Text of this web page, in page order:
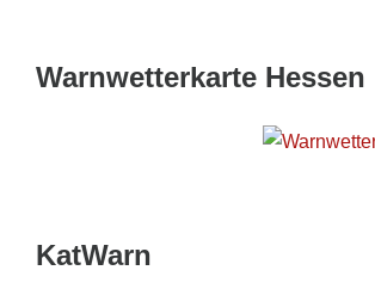
Warnwetterkarte Hessen
KatWarn